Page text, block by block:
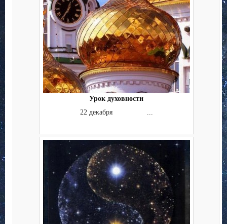
Урок духовности
22 декабря ...